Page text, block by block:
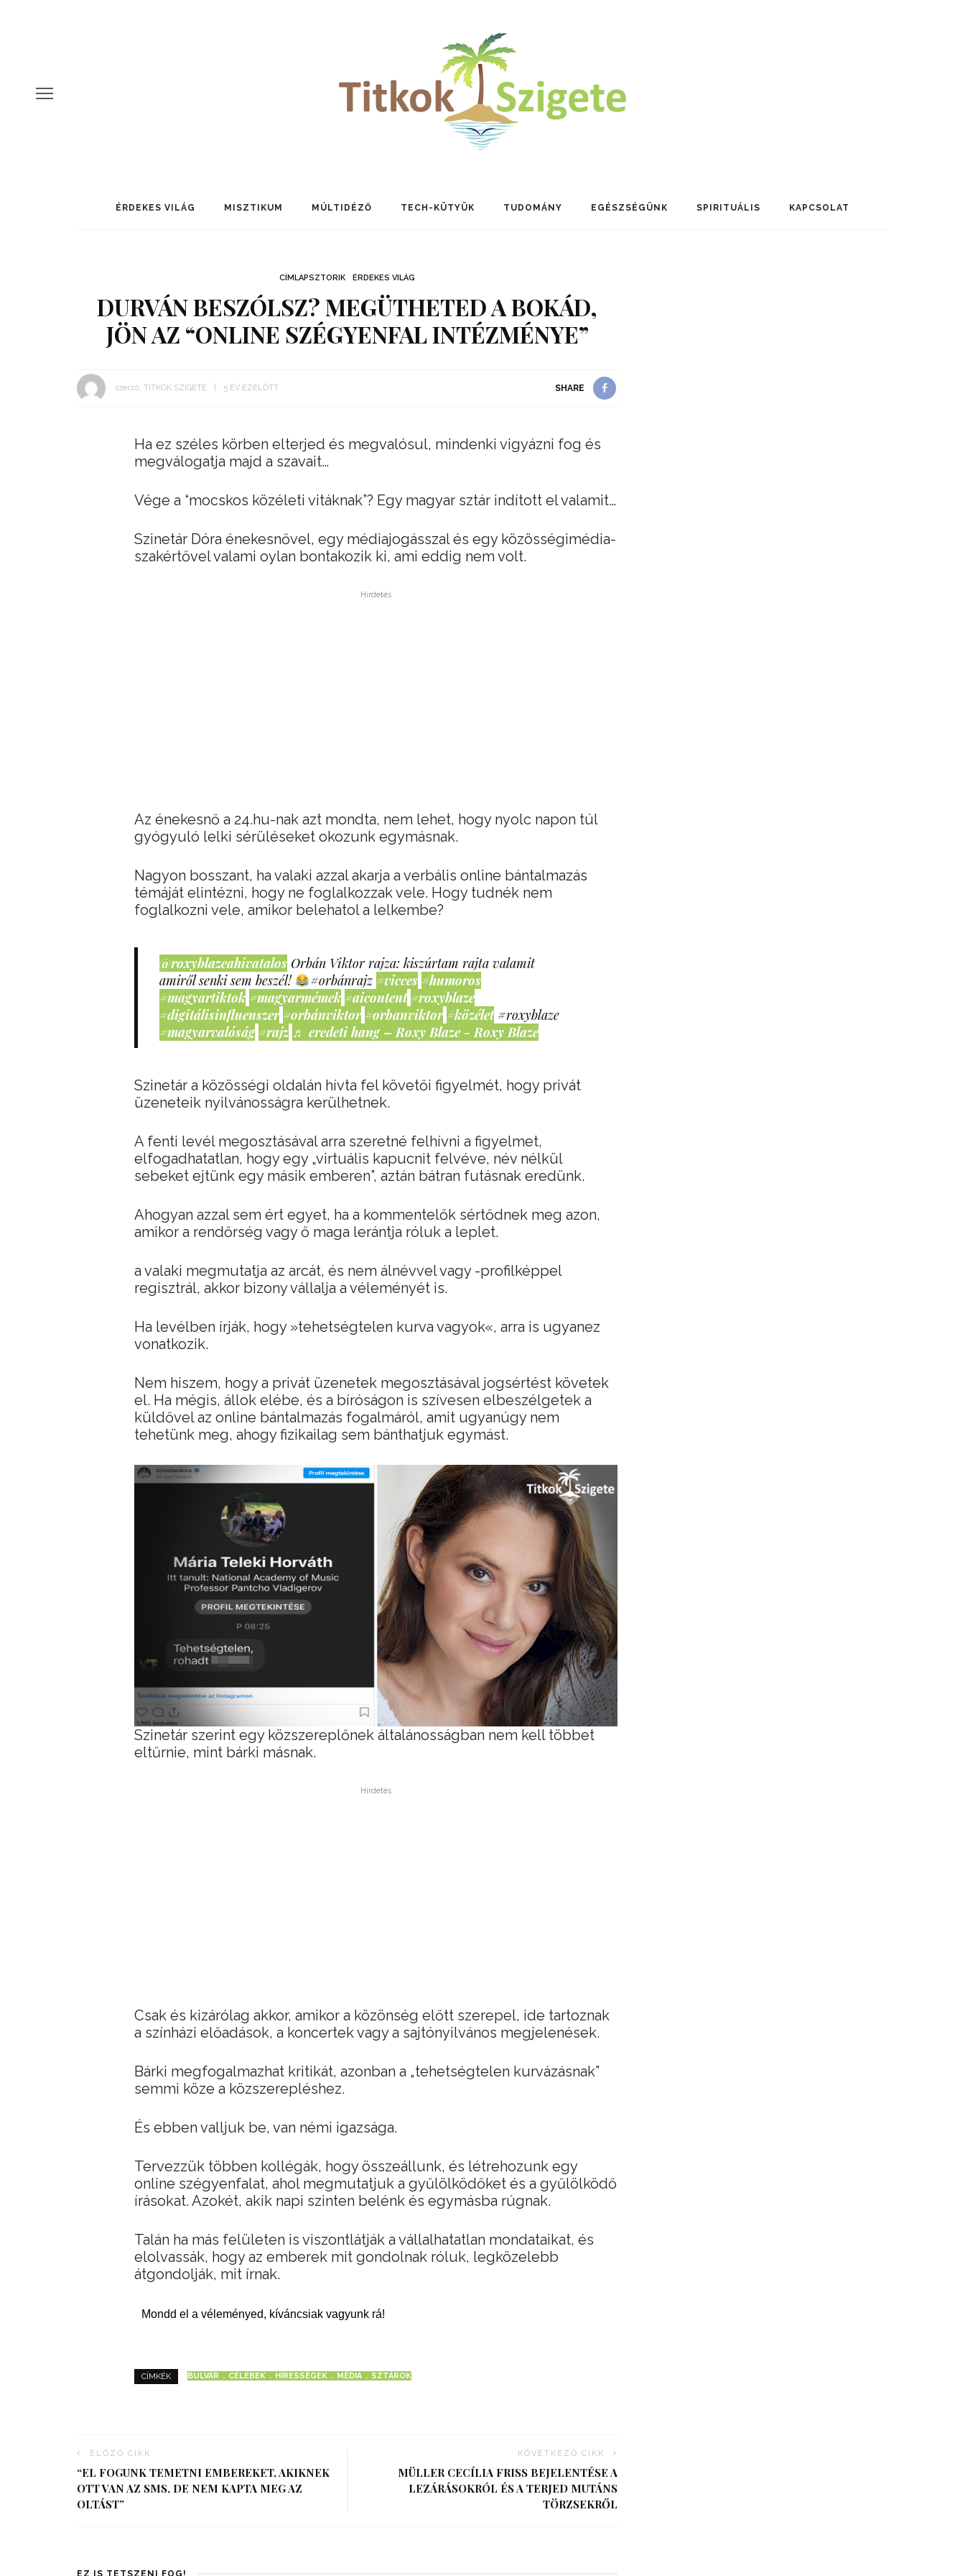
ÉRDEKES VILÁG MISZTIKUM MÚLTIDÉZŐ TECH-KÜTYÜK TUDOMÁNY EGÉSZSÉGÜNK SPIRITUÁLIS KAPCSOLAT
CÍMLAPSZTORIK ÉRDEKES VILÁG
DURVÁN BESZÓLSZ? MEGÜTHETED A BOKÁD,
JÖN AZ “ONLINE SZÉGYENFAL INTÉZMÉNYE”
szerző: TITKOK SZIGETE 5 ÉV EZELŐTT SHARE
Ha ez széles körben elterjed és megvalósul, mindenki vigyázni fog és
megválogatja majd a szavait…
Vége a “mocskos közéleti vitáknak”? Egy magyar sztár indított el valamit…
Szinetár Dóra énekesnővel, egy médiajogásszal és egy közösségimédia-
szakértővel valami oylan bontakozik ki, ami eddig nem volt.
Hirdetés
Az énekesnő a 24.hu-nak azt mondta, nem lehet, hogy nyolc napon túl
gyógyuló lelki sérüléseket okozunk egymásnak.
Nagyon bosszant, ha valaki azzal akarja a verbális online bántalmazás
témáját elintézni, hogy ne foglalkozzak vele. Hogy tudnék nem
foglalkozni vele, amikor belehatol a lelkembe?
@roxyblazeahivatalos Orbán Viktor rajza: kiszúrtam rajta valamit
amiről senki sem beszél!
#orbánrajz #vicces #humoros
#magyartiktok #magyarmémek #aicontent #roxyblaze
#digitálisinfluenszer #orbánviktor #orbanviktor #közélet #roxyblaze
#magyarvalóság #rajz ♬ eredeti hang – Roxy Blaze - Roxy Blaze
Szinetár a közösségi oldalán hívta fel követői figyelmét, hogy privát
üzeneteik nyilvánosságra kerülhetnek.
A fenti levél megosztásával arra szeretné felhívni a figyelmet,
elfogadhatatlan, hogy egy „virtuális kapucnit felvéve, név nélkül
sebeket ejtünk egy másik emberen”, aztán bátran futásnak eredünk.
Ahogyan azzal sem ért egyet, ha a kommentelők sértődnek meg azon,
amikor a rendőrség vagy ő maga lerántja róluk a leplet.
a valaki megmutatja az arcát, és nem álnévvel vagy -profilképpel
regisztrál, akkor bizony vállalja a véleményét is.
Ha levélben írják, hogy »tehetségtelen kurva vagyok«, arra is ugyanez
vonatkozik.
Nem hiszem, hogy a privát üzenetek megosztásával jogsértést követek
el. Ha mégis, állok elébe, és a bíróságon is szívesen elbeszélgetek a
küldővel az online bántalmazás fogalmáról, amit ugyanúgy nem
tehetünk meg, ahogy fizikailag sem bánthatjuk egymást.
Szinetár szerint egy közszereplőnek általánosságban nem kell többet
eltűrnie, mint bárki másnak.
Hirdetés
Csak és kizárólag akkor, amikor a közönség előtt szerepel, ide tartoznak
a színházi előadások, a koncertek vagy a sajtónyilvános megjelenések.
Bárki megfogalmazhat kritikát, azonban a „tehetségtelen kurvázásnak”
semmi köze a közszerepléshez.
És ebben valljuk be, van némi igazsága.
Tervezzük többen kollégák, hogy összeállunk, és létrehozunk egy
online szégyenfalat, ahol megmutatjuk a gyűlölködőket és a gyűlölködő
írásokat. Azokét, akik napi szinten belénk és egymásba rúgnak.
Talán ha más felületen is viszontlátják a vállalhatatlan mondataikat, és
elolvassák, hogy az emberek mit gondolnak róluk, legközelebb
átgondolják, mit írnak.
Mondd el a véleményed, kíváncsiak vagyunk rá!
CÍMKÉK BULVÁR CELEBEK HÍRESSÉGEK MÉDIA SZTÁROK
ELŐZŐ CIKK
“EL FOGUNK TEMETNI EMBEREKET, AKIKNEK
OTT VAN AZ SMS, DE NEM KAPTA MEG AZ
OLTÁST”
KÖVETKEZŐ CIKK
MÜLLER CECÍLIA FRISS BEJELENTÉSE A
LEZÁRÁSOKRÓL ÉS A TERJED MUTÁNS
TÖRZSEKRŐL
EZ IS TETSZENI FOG!